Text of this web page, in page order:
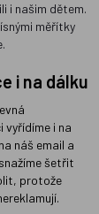
i našim dětem.
měřítky
i na dálku
i na
náš email a
šetřit
protože